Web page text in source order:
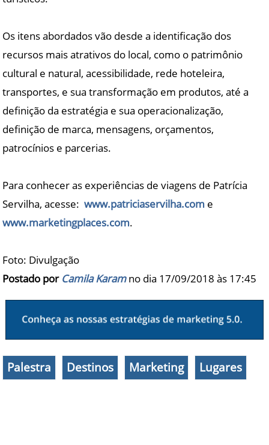
Os itens abordados vão desde a identificação dos
recursos mais atrativos do local, como o patrimônio
cultural e natural, acessibilidade, rede hoteleira,
transportes, e sua transformação em produtos, até a
definição da estratégia e sua operacionalização,
definição de marca, mensagens, orçamentos,
patrocínios e parcerias.
Para conhecer as experiências de viagens de Patrícia
Servilha, acesse:www.patriciaservilha.com e
www.marketingplaces.com.
Foto: Divulgação
Postado por Camila Karamno dia 17/09/2018 às 17:45
Palestra Destinos Marketing Lugares